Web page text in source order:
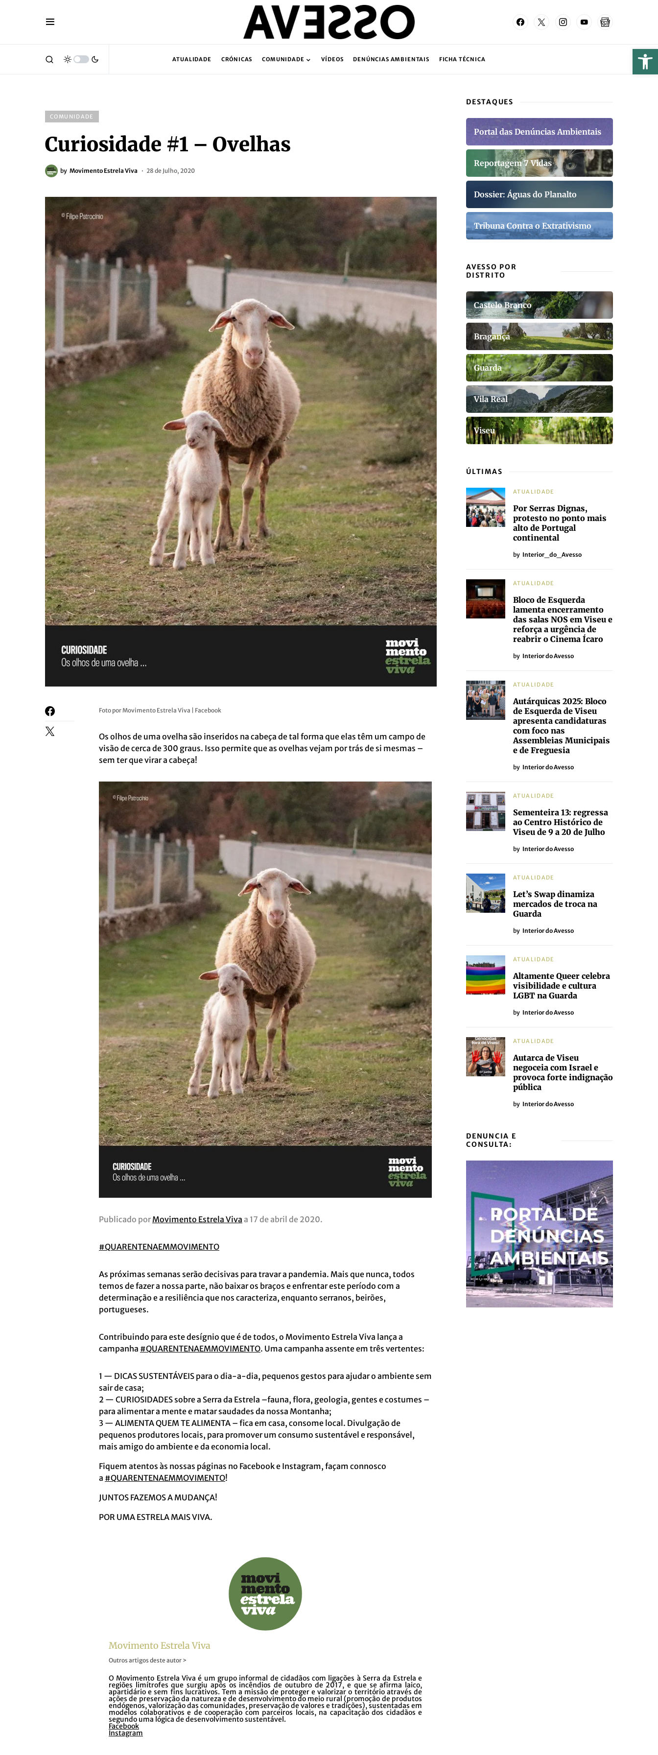
ATUALIDADE CRÓNICAS COMUNIDADE VÍDEOS DENÚNCIAS AMBIENTAIS FICHA TÉCNICA
COMUNIDADE
Curiosidade #1 – Ovelhas
by Movimento Estrela Viva 28 de Julho, 2020
Foto por Movimento Estrela Viva | Facebook
Os olhos de uma ovelha são inseridos na cabeça de tal forma que elas têm um campo de
visão de cerca de 300 graus. Isso permite que as ovelhas vejam por trás de si mesmas –
sem ter que virar a cabeça!
Publicado por Movimento Estrela Viva a 17 de abril de 2020.
#QUARENTENAEMMOVIMENTO
As próximas semanas serão decisivas para travar a pandemia. Mais que nunca, todos
temos de fazer a nossa parte, não baixar os braços e enfrentar este período com a
determinação e a resiliência que nos caracteriza, enquanto serranos, beirões,
portugueses.
Contribuindo para este desígnio que é de todos, o Movimento Estrela Viva lança a
campanha #QUARENTENAEMMOVIMENTO. Uma campanha assente em três vertentes:
1 — DICAS SUSTENTÁVEIS para o dia-a-dia, pequenos gestos para ajudar o ambiente sem
sair de casa;
2 — CURIOSIDADES sobre a Serra da Estrela –fauna, flora, geologia, gentes e costumes –
para alimentar a mente e matar saudades da nossa Montanha;
3 — ALIMENTA QUEM TE ALIMENTA – fica em casa, consome local. Divulgação de
pequenos produtores locais, para promover um consumo sustentável e responsável,
mais amigo do ambiente e da economia local.
Fiquem atentos às nossas páginas no Facebook e Instagram, façam connosco
a #QUARENTENAEMMOVIMENTO!
JUNTOS FAZEMOS A MUDANÇA!
POR UMA ESTRELA MAIS VIVA.
Movimento Estrela Viva
Outros artigos deste autor >
O Movimento Estrela Viva é um grupo informal de cidadãos com ligações à Serra da Estrela e
regiões limítrofes que surgiu após os incêndios de outubro de 2017, e que se afirma laico,
apartidário e sem fins lucrativos. Tem a missão de proteger e valorizar o território através de
ações de preservação da natureza e de desenvolvimento do meio rural (promoção de produtos
endógenos, valorização das comunidades, preservação de valores e tradições), sustentadas em
modelos colaborativos e de cooperação com parceiros locais, na capacitação dos cidadãos e
segundo uma lógica de desenvolvimento sustentável.
Facebook
Instagram
DESTAQUES
Portal das Denúncias Ambientais
Reportagem 7 Vidas
Dossier: Águas do Planalto
Tribuna Contra o Extrativismo
AVESSO POR
DISTRITO
Castelo Branco
Bragança
Guarda
Vila Real
Viseu
ÚLTIMAS
ATUALIDADE
Por Serras Dignas,
protesto no ponto mais
alto de Portugal
continental
by Interior_do_Avesso
ATUALIDADE
Bloco de Esquerda
lamenta encerramento
das salas NOS em Viseu e
reforça a urgência de
reabrir o Cinema Ícaro
by Interior do Avesso
ATUALIDADE
Autárquicas 2025: Bloco
de Esquerda de Viseu
apresenta candidaturas
com foco nas
Assembleias Municipais
e de Freguesia
by Interior do Avesso
ATUALIDADE
Sementeira 13: regressa
ao Centro Histórico de
Viseu de 9 a 20 de Julho
by Interior do Avesso
ATUALIDADE
Let’s Swap dinamiza
mercados de troca na
Guarda
by Interior do Avesso
ATUALIDADE
Altamente Queer celebra
visibilidade e cultura
LGBT na Guarda
by Interior do Avesso
ATUALIDADE
Autarca de Viseu
negoceia com Israel e
provoca forte indignação
pública
by Interior do Avesso
DENUNCIA E
CONSULTA: